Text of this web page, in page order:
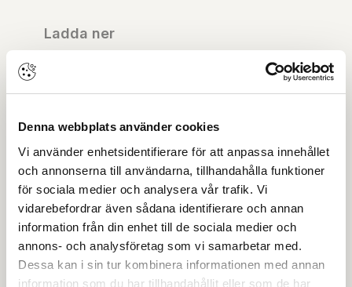
Denna webbplats använder cookies
Vi använder enhetsidentifierare för att anpassa innehållet
och annonserna till användarna, tillhandahålla funktioner
för sociala medier och analysera vår trafik. Vi
vidarebefordrar även sådana identifierare och annan
information från din enhet till de sociala medier och
annons- och analysföretag som vi samarbetar med.
Dessa kan i sin tur kombinera informationen med annan
information som du har tillhandahållit eller som de har
Ladda ner
Drift & skötsel
EPD-deklaration
Miljödeklaration
OBS:Vi reserverar oss för att det kan finnas
uppdaterade dokument hos leverantören. Vi jobbar
löpande med att säkerställa att våra dokument är så